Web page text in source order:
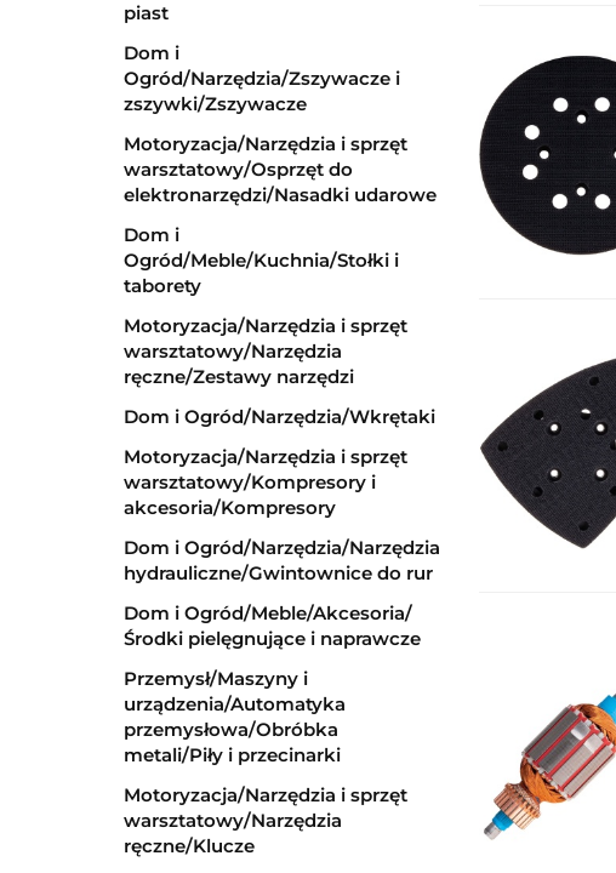
piast
Dom i
Ogród/Narzędzia/Zszywacze i
zszywki/Zszywacze
Motoryzacja/Narzędzia i sprzęt
warsztatowy/Osprzęt do
elektronarzędzi/Nasadki udarowe
Dom i
Ogród/Meble/Kuchnia/Stołki i
taborety
Motoryzacja/Narzędzia i sprzęt
warsztatowy/Narzędzia
ręczne/Zestawy narzędzi
Dom i Ogród/Narzędzia/Wkrętaki
Motoryzacja/Narzędzia i sprzęt
warsztatowy/Kompresory i
akcesoria/Kompresory
Dom i Ogród/Narzędzia/Narzędzia
hydrauliczne/Gwintownice do rur
Dom i Ogród/Meble/Akcesoria/
Środki pielęgnujące i naprawcze
Przemysł/Maszyny i
urządzenia/Automatyka
przemysłowa/Obróbka
metali/Piły i przecinarki
Motoryzacja/Narzędzia i sprzęt
warsztatowy/Narzędzia
ręczne/Klucze